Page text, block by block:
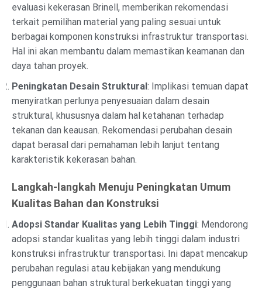
evaluasi kekerasan Brinell, memberikan rekomendasi
terkait pemilihan material yang paling sesuai untuk
berbagai komponen konstruksi infrastruktur transportasi.
Hal ini akan membantu dalam memastikan keamanan dan
daya tahan proyek.
Peningkatan Desain Struktural: Implikasi temuan dapat
menyiratkan perlunya penyesuaian dalam desain
struktural, khususnya dalam hal ketahanan terhadap
tekanan dan keausan. Rekomendasi perubahan desain
dapat berasal dari pemahaman lebih lanjut tentang
karakteristik kekerasan bahan.
Langkah-langkah Menuju Peningkatan Umum
Kualitas Bahan dan Konstruksi
Adopsi Standar Kualitas yang Lebih Tinggi: Mendorong
adopsi standar kualitas yang lebih tinggi dalam industri
konstruksi infrastruktur transportasi. Ini dapat mencakup
perubahan regulasi atau kebijakan yang mendukung
penggunaan bahan struktural berkekuatan tinggi yang